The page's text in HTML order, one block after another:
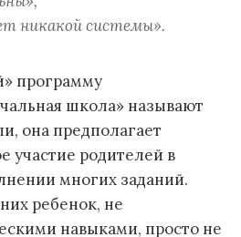
никакой системы».
программу
школа» называют
она предполагает
участие родителей в
многих заданий.
ребенок, не
навыками, просто не